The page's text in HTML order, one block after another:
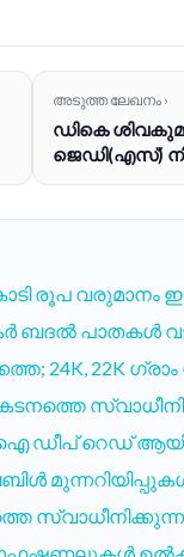
അടുത്ത ലേഖനം ›
ഡികെ
ജെഡി(എസ്)
രൂപ വരുമാനം
ബദൽ പാതകൾ
22K ഗ്രാം
ഡീപ് റെഡ് ആയി